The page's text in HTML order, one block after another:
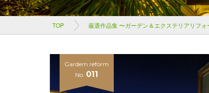
TOP 厳選作品集 〜ガーデン＆エクステリアリフ
Gardem reform
No. 011